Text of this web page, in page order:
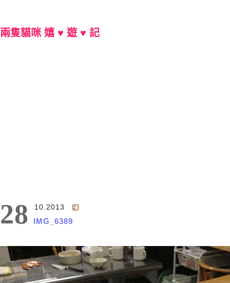
兩隻貓咪 嬉 ♥ 遊 ♥ 記
28 10.2013
IMG_6389